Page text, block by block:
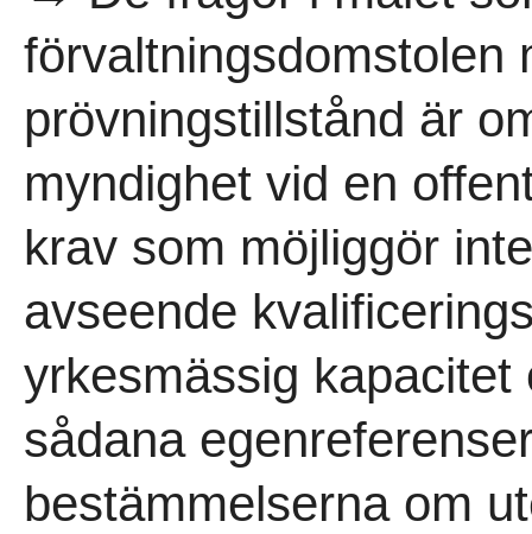
förvaltningsdomstolen
prövningstillstånd är
myndighet vid en
krav som möjliggör
avseende
yrkesmässig
sådana
bestämmelserna om